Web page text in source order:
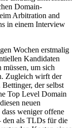
Domain-
Arbitration and
in einem Interview
Wochen erstmalig
Kandidaten
um sich
Zugleich wirft der
der selbst
Top Level Domain
neuen
weniger offene
den als TLDs für die